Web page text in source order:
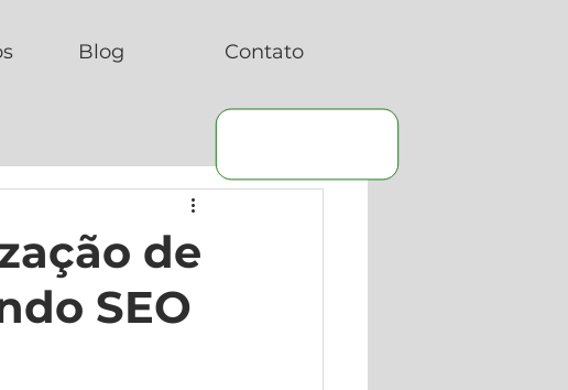
Blog Contato
de
SEO